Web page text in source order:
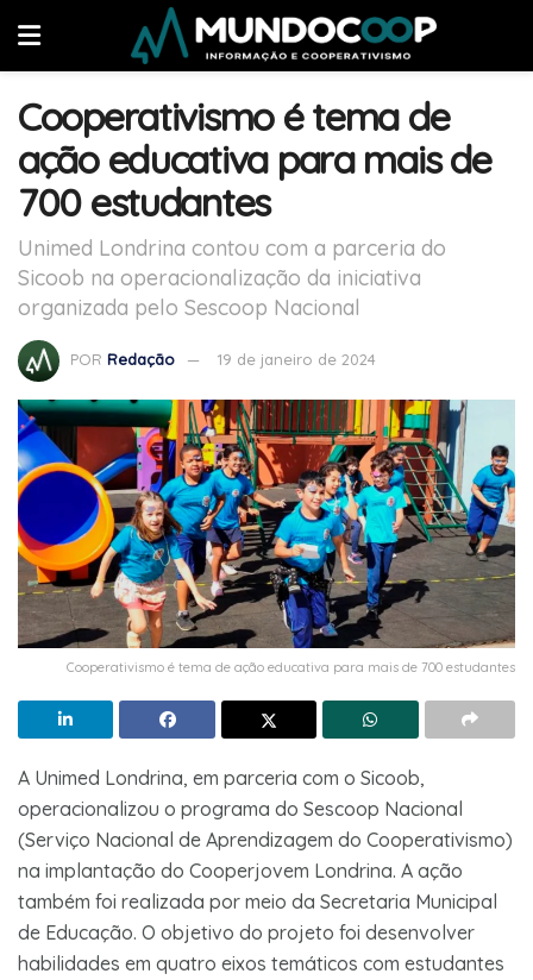
Cooperativismo é tema de
ação educativa para mais de
700 estudantes
Unimed Londrina contou com a parceria do
Sicoob na operacionalização da iniciativa
organizada pelo Sescoop Nacional
POR Redação 19 de janeiro de 2024
Cooperativismo é tema de ação educativa para mais de 700 estudantes
A Unimed Londrina, em parceria com o Sicoob,
operacionalizou o programa do Sescoop Nacional
(Serviço Nacional de Aprendizagem do Cooperativismo)
na implantação do Cooperjovem Londrina. A ação
também foi realizada por meio da Secretaria Municipal
de Educação. O objetivo do projeto foi desenvolver
habilidades em quatro eixos temáticos com estudantes